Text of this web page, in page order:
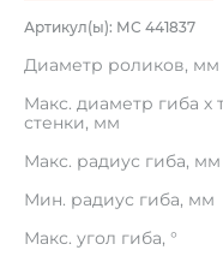
Артикул(ы): МС 441837
Диаметр роликов, мм
Maкс. диаметр гиба х
стенки, мм
Макс. радиус гиба, мм
Мин. радиус гиба, мм
Макс. угол гиба, °